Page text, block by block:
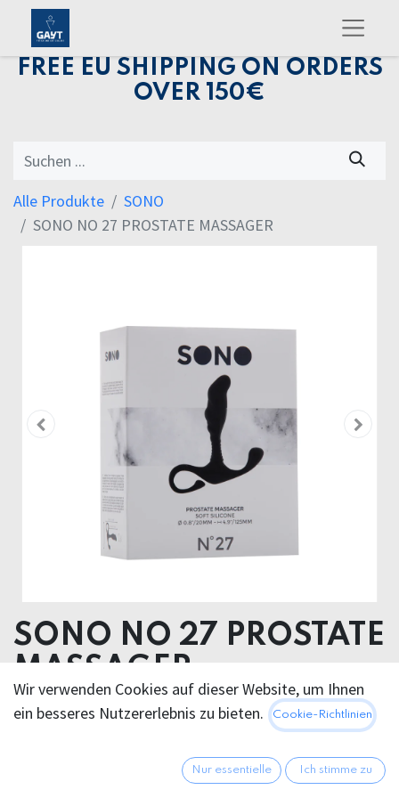
FREE EU SHIPPING ON ORDERS
OVER 150€
Alle Produkte
SONO
SONO NO 27 PROSTATE MASSAGER
SONO NO 27 PROSTATE
MASSAGER
Product dimensions 2.10 x 12.50 x 110.10 cm
Product diameter 2.00 cm
Wir verwenden Cookies auf dieser Website, um Ihnen
ein besseres Nutzererlebnis zu bieten.
Cookie-Richtlinien
Nur essentielle Ich stimme zu